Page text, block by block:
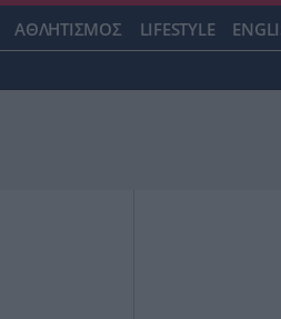
ΑΘΛΗΤΙΣΜΟΣ LIFESTYLE